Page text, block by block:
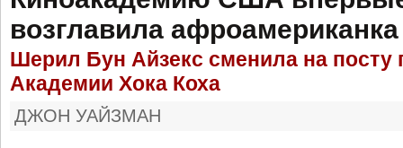
возглавила афроамериканка
Шерил Бун Айзекс сменила на посту
Академии Хока Коха
ДЖОН УАЙЗМАН